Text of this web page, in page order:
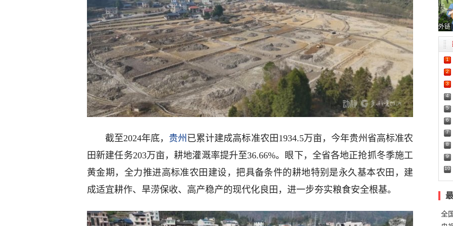
截至2024年底， 贵州 已累计建成高标准农田1934.5万亩，今年贵州省高标准农
田新建任务203万亩，耕地灌溉率提升至36.66%。眼下，全省各地正抢抓冬季施工
黄金期，全力推进高标准农田建设，把具备条件的耕地特别是永久基本农田，建
成适宜耕作、旱涝保收、高产稳产的现代化良田，进一步夯实粮食安全根基。
外链
1
2
3
4
5
6
7
8
9
10
全